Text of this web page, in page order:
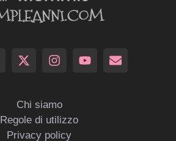
Chi siamo
Regole di utilizzo
Privacy policy